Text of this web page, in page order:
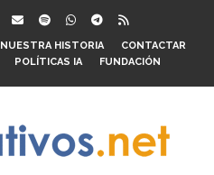
NUESTRA HISTORIA
CONTACTAR
POLÍTICAS IA FUNDACIÓN